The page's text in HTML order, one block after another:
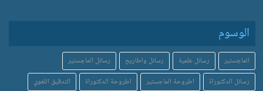
الوسوم
الماجستير رسائل علمية رسائل واطاريح
رسائل الماجستير
رسائل الدكتوراة
اطروحة الماجستير اطروحة الدكتوراة التدقيق اللغوي